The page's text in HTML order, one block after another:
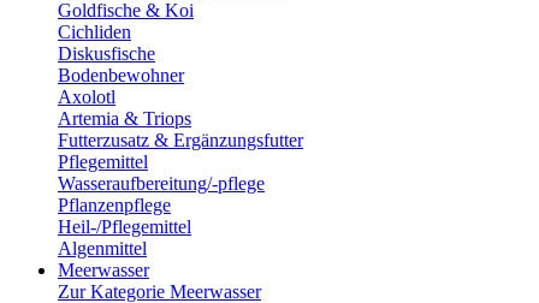
Goldfische & Koi
Cichliden
Diskusfische
Bodenbewohner
Axolotl
Artemia & Triops
Futterzusatz & Ergänzungsfutter
Pflegemittel
Wasseraufbereitung/-pflege
Pflanzenpflege
Heil-/Pflegemittel
Algenmittel
Meerwasser
Zur Kategorie Meerwasser